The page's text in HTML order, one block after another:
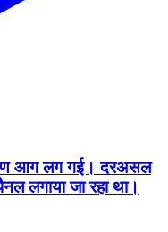
आग लग गई। दरअसल
लगाया जा रहा था।